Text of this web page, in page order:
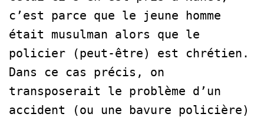
c’est parce que le jeune homme
était musulman alors que le
policier (peut-être) est chrétien.
Dans ce cas précis, on
transposerait le problème d’un
accident (ou une bavure policière)